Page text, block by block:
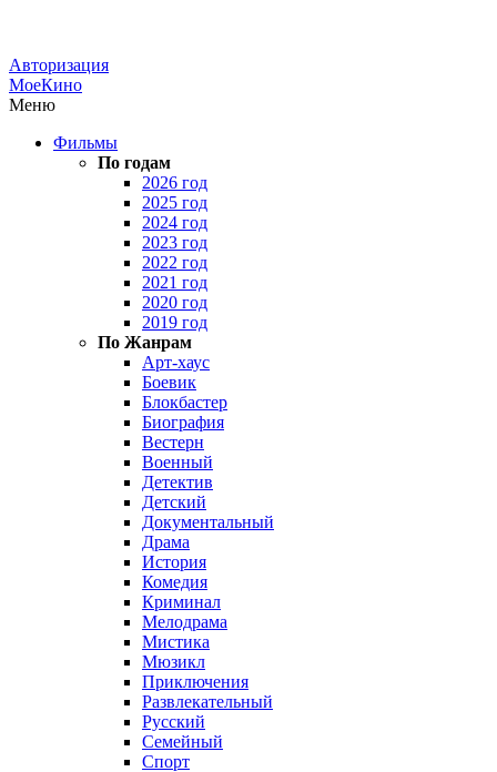
Авторизация
МоеКино
Меню
Фильмы
По годам
2026 год
2025 год
2024 год
2023 год
2022 год
2021 год
2020 год
2019 год
По Жанрам
Арт-хаус
Боевик
Блокбастер
Биография
Вестерн
Военный
Детектив
Детский
Документальный
Драма
История
Комедия
Криминал
Мелодрама
Мистика
Мюзикл
Приключения
Развлекательный
Русский
Семейный
Спорт